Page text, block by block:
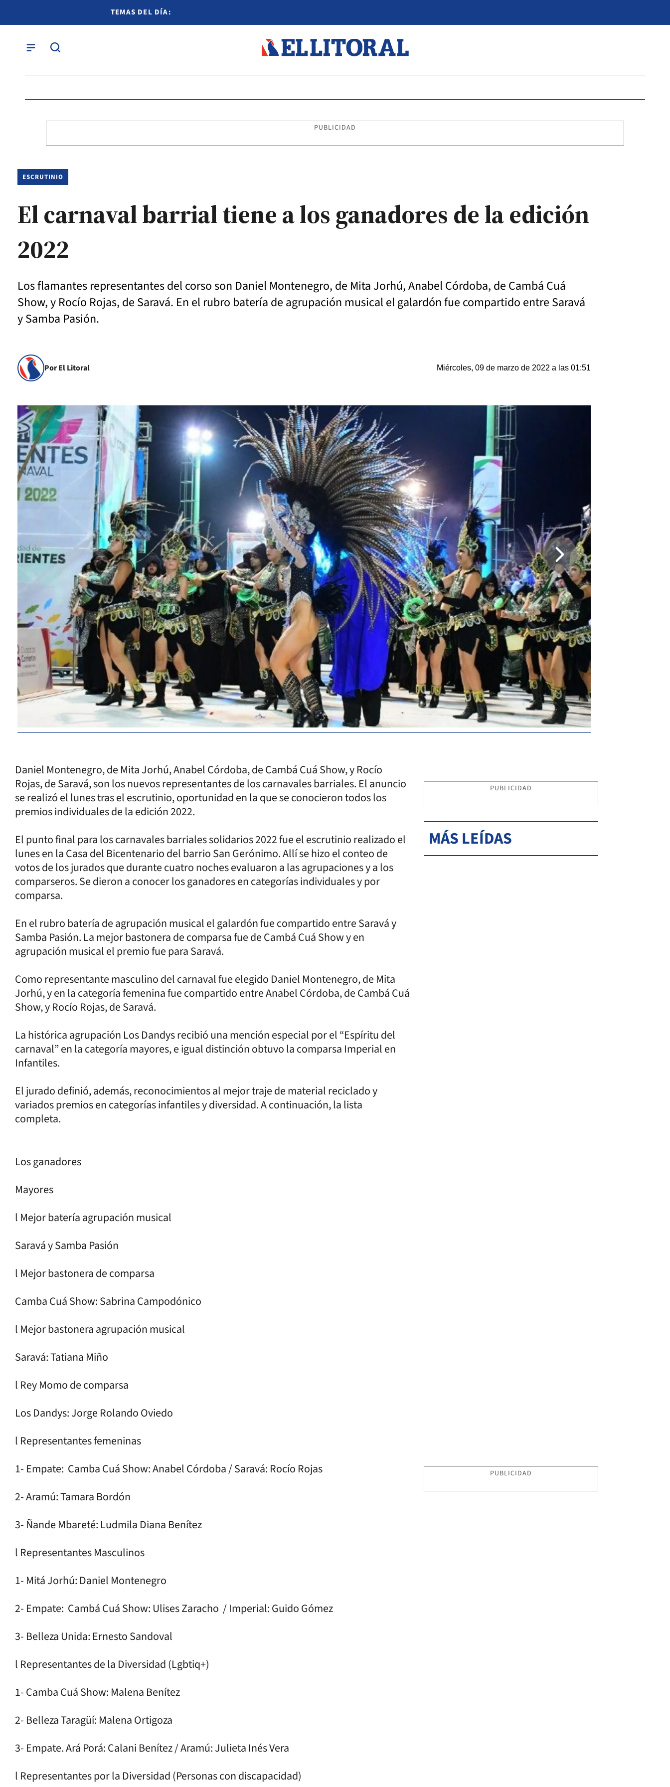
TEMAS DEL DÍA:
PUBLICIDAD
ESCRUTINIO
El carnaval barrial tiene a los ganadores de la edición
2022
Los flamantes representantes del corso son Daniel Montenegro, de Mita Jorhú, Anabel Córdoba, de Cambá Cuá
Show, y Rocío Rojas, de Saravá. En el rubro batería de agrupación musical el galardón fue compartido entre Saravá
y Samba Pasión.
Por El Litoral Miércoles, 09 de marzo de 2022 a las 01:51
Daniel Montenegro, de Mita Jorhú, Anabel Córdoba, de Cambá Cuá Show, y Rocío
Rojas, de Saravá, son los nuevos representantes de los carnavales barriales. El anuncio
se realizó el lunes tras el escrutinio, oportunidad en la que se conocieron todos los
premios individuales de la edición 2022.
El punto final para los carnavales barriales solidarios 2022 fue el escrutinio realizado el
lunes en la Casa del Bicentenario del barrio San Gerónimo. Allí se hizo el conteo de
votos de los jurados que durante cuatro noches evaluaron a las agrupaciones y a los
comparseros. Se dieron a conocer los ganadores en categorías individuales y por
comparsa.
En el rubro batería de agrupación musical el galardón fue compartido entre Saravá y
Samba Pasión. La mejor bastonera de comparsa fue de Cambá Cuá Show y en
agrupación musical el premio fue para Saravá.
Como representante masculino del carnaval fue elegido Daniel Montenegro, de Mita
Jorhú, y en la categoría femenina fue compartido entre Anabel Córdoba, de Cambá Cuá
Show, y Rocío Rojas, de Saravá.
La histórica agrupación Los Dandys recibió una mención especial por el “Espíritu del
carnaval” en la categoría mayores, e igual distinción obtuvo la comparsa Imperial en
Infantiles.
El jurado definió, además, reconocimientos al mejor traje de material reciclado y
variados premios en categorías infantiles y diversidad. A continuación, la lista
completa.
Los ganadores
Mayores
l Mejor batería agrupación musical
Saravá y Samba Pasión
l Mejor bastonera de comparsa
Camba Cuá Show: Sabrina Campodónico
l Mejor bastonera agrupación musical
Saravá: Tatiana Miño
l Rey Momo de comparsa
Los Dandys: Jorge Rolando Oviedo
l Representantes femeninas
1- Empate: Camba Cuá Show: Anabel Córdoba / Saravá: Rocío Rojas
2- Aramú: Tamara Bordón
3- Ñande Mbareté: Ludmila Diana Benítez
l Representantes Masculinos
1- Mitá Jorhú: Daniel Montenegro
2- Empate: Cambá Cuá Show: Ulises Zaracho / Imperial: Guido Gómez
3- Belleza Unida: Ernesto Sandoval
l Representantes de la Diversidad (Lgbtiq+)
1- Camba Cuá Show: Malena Benítez
2- Belleza Taragüí: Malena Ortigoza
3- Empate. Ará Porá: Calani Benítez / Aramú: Julieta Inés Vera
l Representantes por la Diversidad (Personas con discapacidad)
PUBLICIDAD
MÁS LEÍDAS
PUBLICIDAD